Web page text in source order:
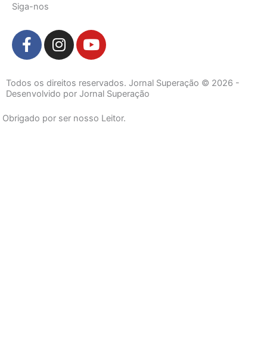
Siga-nos
F
a
e
b
o
o
I
n
t
a
r
Y
o
t
u
e
Todos os direitos reservados. Jornal Superação © 2026 -
Desenvolvido por Jornal Superação
Obrigado por ser nosso Leitor.